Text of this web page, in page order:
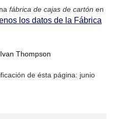
fábrica de cajas de cartón en
los datos de la Fábrica
Thompson
de ésta página: junio